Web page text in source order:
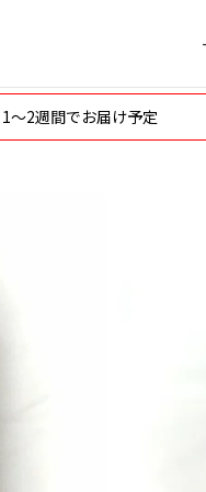
～2週間でお届け予定